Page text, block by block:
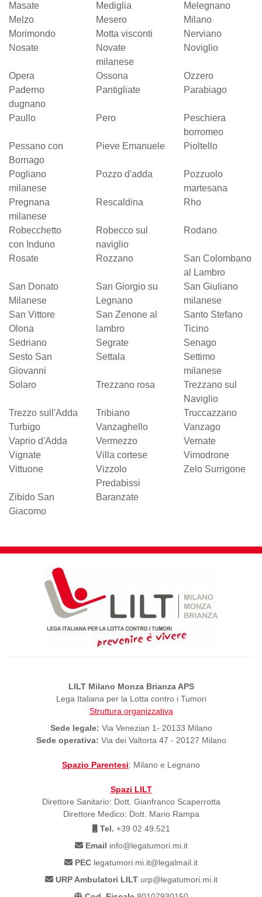
Masate
Mediglia
Melegnano
Melzo
Mesero
Milano
Morimondo
Motta visconti
Nerviano
Nosate
Novate
milanese
Noviglio
Opera Ossona
Ozzero
Paderno
dugnano
Pantigliate Parabiago
Paullo Pero
Peschiera
borromeo
Pessano con
Bornago
Pieve Emanuele Pioltello
Pogliano
milanese
Pozzo d'adda
Pozzuolo
martesana
Pregnana
milanese
Rescaldina Rho
Robecchetto
con Induno
Robecco sul
naviglio
Rodano
Rosate Rozzano
San Colombano
al Lambro
San Donato
Milanese
San Giorgio su
Legnano
San Giuliano
milanese
San Vittore
Olona
San Zenone al
lambro
Santo Stefano
Ticino
Sedriano
Segrate
Senago
Sesto San
Giovanni
Settala
Settimo
milanese
Solaro
Trezzano rosa
Trezzano sul
Naviglio
Trezzo sull'Adda
Tribiano
Truccazzano
Turbigo
Vanzaghello
Vanzago
Vaprio d'Adda
Vermezzo
Vernate
Vignate
Villa cortese
Vimodrone
Vittuone
Vizzolo
Predabissi
Zelo Surrigone
Zibido San
Giacomo
Baranzate
LILT Milano Monza Brianza APS
Lega Italiana per la Lotta contro i Tumori
Struttura organizzativa
Sede legale: Via Venezian 1- 20133 Milano
Sede operativa: Via dei Valtorta 47 - 20127 Milano
Spazio Parentesi: Milano e Legnano
Spazi LILT
Direttore Sanitario: Dott. Gianfranco Scaperrotta
Direttore Medico: Dott. Mario Rampa
Tel. +39 02 49.521
Email info@legatumori.mi.it
PEC legatumori.mi.it@legalmail.it
URP Ambulatori LILTurp@legatumori.mi.it